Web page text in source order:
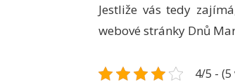
Jestliže vás tedy
webové stránky Dnů
4/5 - (5